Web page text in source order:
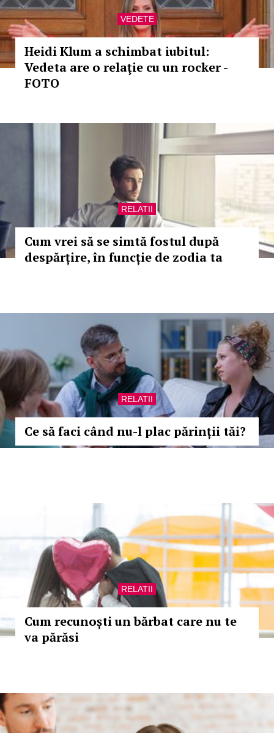
VEDETE
Heidi Klum a schimbat iubitul:
Vedeta are o relaţie cu un rocker -
FOTO
RELATII
Cum vrei să se simtă fostul după
despărțire, în funcție de zodia ta
RELATII
Ce să faci când nu-l plac părinții tăi?
RELATII
Cum recunoști un bărbat care nu te
va părăsi